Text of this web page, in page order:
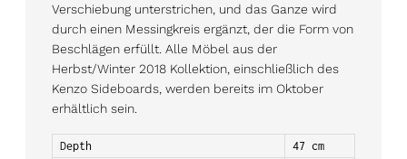
Verschiebung unterstrichen, und das Ganze wird
durch einen Messingkreis ergänzt, der die Form von
Beschlägen erfüllt. Alle Möbel aus der
Herbst/Winter 2018 Kollektion, einschließlich des
Kenzo Sideboards, werden bereits im Oktober
erhältlich sein.
Depth
47 cm